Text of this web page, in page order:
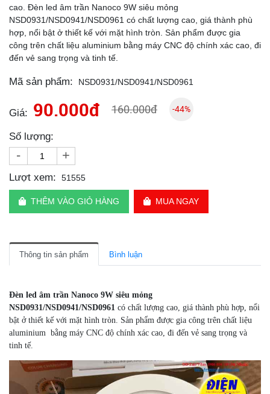
cao. Đèn led âm trần Nanoco 9W siêu mỏng
NSD0931/NSD0941/NSD0961 có chất lượng cao, giá thành phù
hợp, nổi bật ở thiết kế với mặt hình tròn. Sản phẩm được gia
công trên chất liệu aluminium bằng máy CNC độ chính xác cao, đi
đến vẻ sang trọng và tinh tế.
Mã sản phẩm: NSD0931/NSD0941/NSD0961
Giá: 90.000đ 160.000đ -44%
Số lượng:
- +
Lượt xem: 51555
THÊM VÀO GIỎ HÀNG MUA NGAY
Thông tin sản phẩm Bình luận
Đèn led âm trần Nanoco 9W siêu mỏng
NSD0931/NSD0941/NSD0961 có chất lượng cao, giá thành phù hợp, nổi
bật ở thiết kế với mặt hình tròn. Sản phẩm được gia công trên chất liệu
aluminium bằng máy CNC độ chính xác cao, đi đến vẻ sang trọng và
tinh tế.